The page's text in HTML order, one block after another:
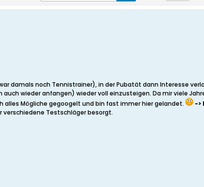
damals noch Tennistrainer), in der Pubatät dann Interesse
wieder anfangen) wieder voll einzusteigen. Da mir viele
Mögliche gegoogelt und bin fast immer hier gelandet.
->
verschiedene Testschläger besorgt.